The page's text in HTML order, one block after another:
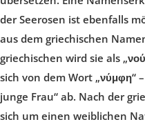
der Seerosen ist ebenfalls
aus dem griechischen
griechischen wird sie als „
sich von dem Wort „νύμφη“
junge Frau“ ab. Nach der
sich um einen weiblichen